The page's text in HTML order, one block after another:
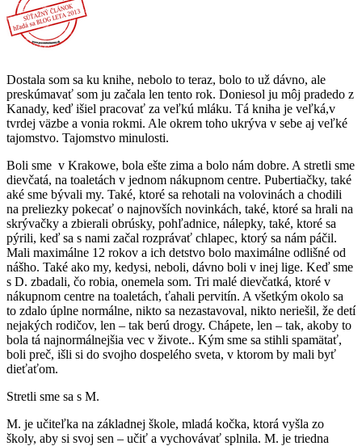
Dostala som sa ku knihe, nebolo to teraz, bolo to už dávno, ale
preskúmavať som ju začala len tento rok. Doniesol ju môj pradedo z
Kanady, keď išiel pracovať za veľkú mláku. Tá kniha je veľká,v
tvrdej väzbe a vonia rokmi. Ale okrem toho ukrýva v sebe aj veľké
tajomstvo. Tajomstvo minulosti.
Boli sme v Krakowe, bola ešte zima a bolo nám dobre. A stretli sme
dievčatá, na toaletách v jednom nákupnom centre. Pubertiačky, také
aké sme bývali my. Také, ktoré sa rehotali na volovinách a chodili
na preliezky pokecať o najnovších novinkách, také, ktoré sa hrali na
skrývačky a zbierali obrúsky, pohľadnice, nálepky, také, ktoré sa
pýrili, keď sa s nami začal rozprávať chlapec, ktorý sa nám páčil.
Mali maximálne 12 rokov a ich detstvo bolo maximálne odlišné od
nášho. Také ako my, kedysi, neboli, dávno boli v inej lige. Keď sme
s D. zbadali, čo robia, onemela som. Tri malé dievčatká, ktoré v
nákupnom centre na toaletách, ťahali pervitín. A všetkým okolo sa
to zdalo úplne normálne, nikto sa nezastavoval, nikto neriešil, že detí
nejakých rodičov, len – tak berú drogy. Chápete, len – tak, akoby to
bola tá najnormálnejšia vec v živote.. Kým sme sa stihli spamätať,
boli preč, išli si do svojho dospelého sveta, v ktorom by mali byť
dieťaťom.
Stretli sme sa s M.
M. je učiteľka na základnej škole, mladá kočka, ktorá vyšla zo
školy, aby si svoj sen – učiť a vychovávať splnila. M. je triedna